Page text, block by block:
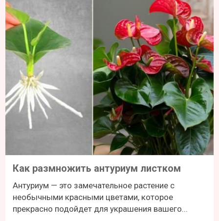
Как размножить антуриум листком
Антуриум — это замечательное растение с
необычными красными цветами, которое
прекрасно подойдет для украшения вашего...